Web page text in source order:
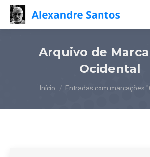
Arquivo de
Ocidental
Você está aqui:
Início Entradas com marcações